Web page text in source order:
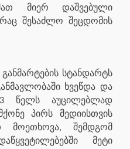
მიერ დაშვებული
შესაძლო შეცდომის
სტანდარტს
ხვეწდა და
წელს აუცილებლად
პირს მედიისთვის
მოეთხოვა, შემდგომ
მეტი